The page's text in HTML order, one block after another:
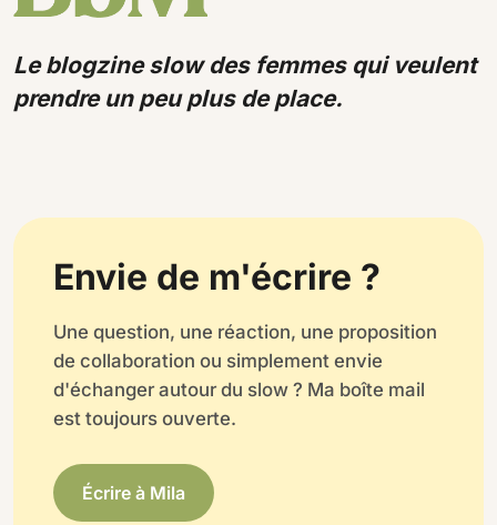
Le blogzine slow des femmes qui veulent
prendre un peu plus de place.
Envie de m'écrire ?
Une question, une réaction, une proposition
de collaboration ou simplement envie
d'échanger autour du slow ? Ma boîte mail
est toujours ouverte.
Écrire à Mila